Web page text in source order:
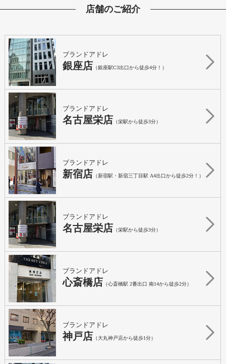
店舗のご紹介
ブランドアドレ
銀座店 （銀座駅C3出口から徒歩4分！）
ブランドアドレ
名古屋栄店 （栄駅から徒歩3分）
ブランドアドレ
新宿店 （新宿駅・新宿三丁目駅 A4出口から徒歩2分！）
ブランドアドレ
名古屋栄店 （栄駅から徒歩3分）
ブランドアドレ
心斎橋店 （心斎橋駅 2番出口 南14から徒歩2分）
ブランドアドレ
神戸店 （大丸神戸店から徒歩1分）